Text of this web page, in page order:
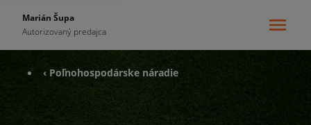
Marián Šupa
Autorizovaný predajca
‹ Poľnohospodárske náradie